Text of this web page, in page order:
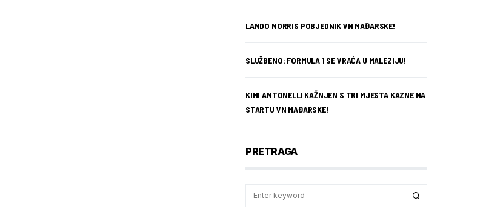
LANDO NORRIS POBJEDNIK VN MAĐARSKE!
SLUŽBENO: FORMULA 1 SE VRAĆA U MALEZIJU!
KIMI ANTONELLI KAŽNJEN S TRI MJESTA KAZNE NA
STARTU VN MAĐARSKE!
PRETRAGA